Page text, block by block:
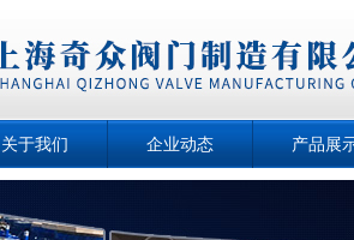
关于我们 企业动态 产品展